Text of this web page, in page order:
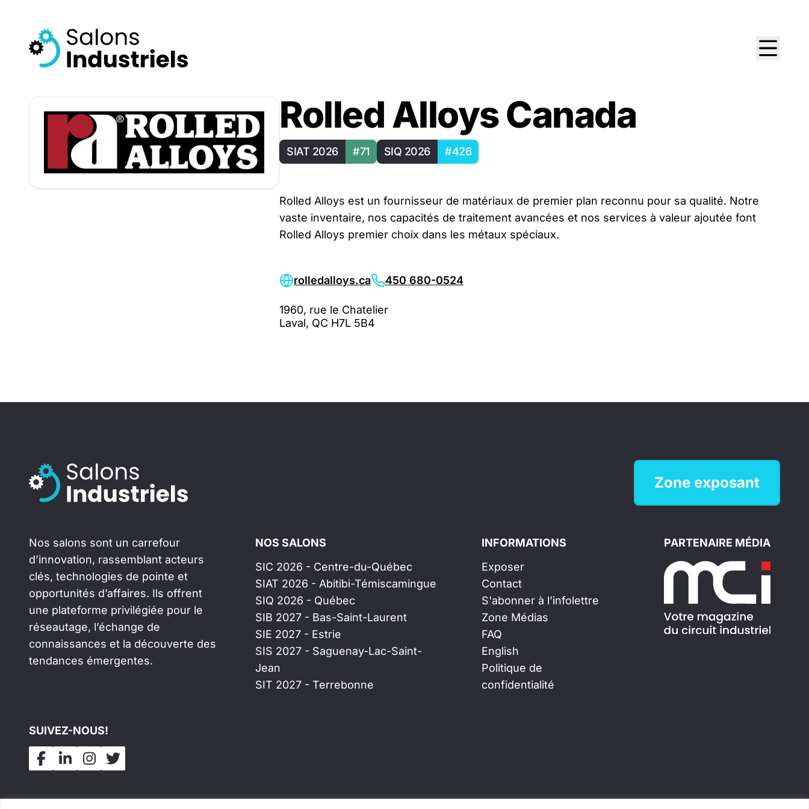
Rolled Alloys Canada
SIAT 2026 #71 SIQ 2026 #426
Rolled Alloys est un fournisseur de matériaux de premier plan reconnu pour sa qualité. Notre
vaste inventaire, nos capacités de traitement avancées et nos services à valeur ajoutée font
Rolled Alloys premier choix dans les métaux spéciaux.
rolledalloys.ca 450 680-0524
1960, rue le Chatelier
Laval, QC H7L 5B4
Zone exposant
Nos salons sont un carrefour
d’innovation, rassemblant acteurs
clés, technologies de pointe et
opportunités d’affaires. Ils offrent
une plateforme privilégiée pour le
réseautage, l’échange de
connaissances et la découverte des
tendances émergentes.
NOS SALONS
SIC 2026 - Centre-du-Québec
SIAT 2026 - Abitibi-Témiscamingue
SIQ 2026 - Québec
SIB 2027 - Bas-Saint-Laurent
SIE 2027 - Estrie
SIS 2027 - Saguenay-Lac-Saint-
Jean
SIT 2027 - Terrebonne
INFORMATIONS
Exposer
Contact
S'abonner à l’infolettre
Zone Médias
FAQ
English
Politique de
confidentialité
PARTENAIRE MÉDIA
SUIVEZ-NOUS!